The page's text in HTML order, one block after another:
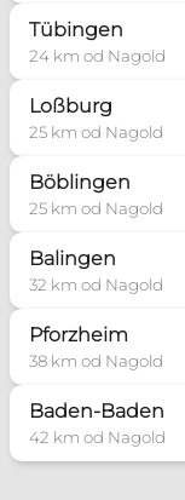
Zakres
Poradnia
Poradnia
Poradnia
Zakres
Poradnia
Poradnia
Tübingen
24 km od Nagold
Loßburg
25 km od Nagold
Böblingen
25 km od Nagold
Balingen
32 km od Nagold
Pforzheim
38 km od Nagold
Baden-Baden
42 km od Nagold